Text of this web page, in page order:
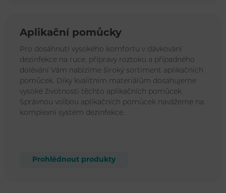
Aplikační pomůcky
Pro dosáhnutí vysokého komfortu v dávkování
dezinfekce na ruce, přípravy roztoku a případného
dolévání Vám nabízíme široký sortiment aplikačních
pomůcek. Díky kvalitním materiálům dosahujeme
vysoké životnosti těchto aplikačních pomůcek.
Správnou volbou aplikačních pomůcek navážeme na
komplexní systém dezinfekce.
Prohlédnout produkty